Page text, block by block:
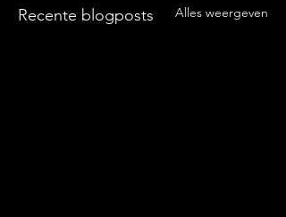
Recente blogposts Alles weergeven